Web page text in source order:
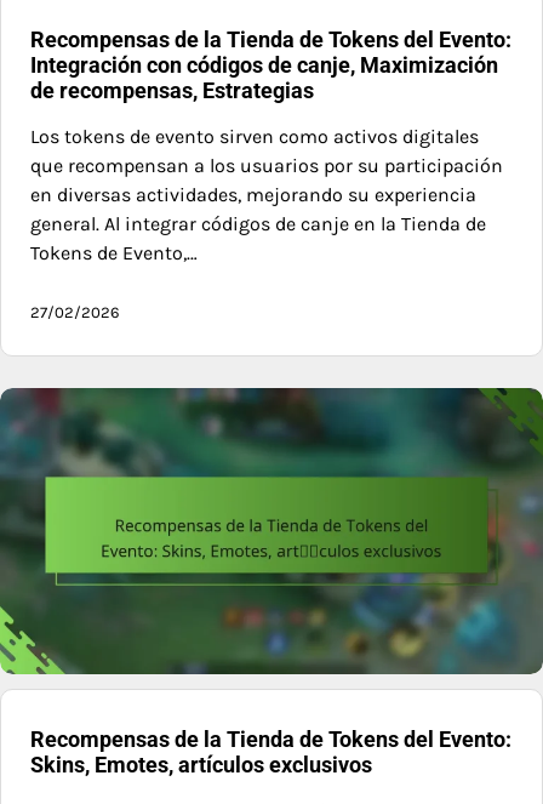
Recompensas de la Tienda de Tokens del Evento:
Integración con códigos de canje, Maximización
de recompensas, Estrategias
Los tokens de evento sirven como activos digitales
que recompensan a los usuarios por su participación
en diversas actividades, mejorando su experiencia
general. Al integrar códigos de canje en la Tienda de
Tokens de Evento,…
27/02/2026
Recompensas de la Tienda de Tokens del Evento:
Skins, Emotes, artículos exclusivos